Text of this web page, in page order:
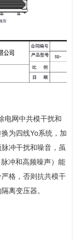
电网中共模干扰和
为四线Yo系统，加
冲干扰和噪音，虽
冲和高频噪声）能
格，否则抗共模干
离变压器。